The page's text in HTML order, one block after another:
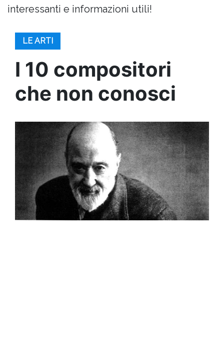
interessanti e informazioni utili!
LE ARTI
I 10 compositori
che non conosci